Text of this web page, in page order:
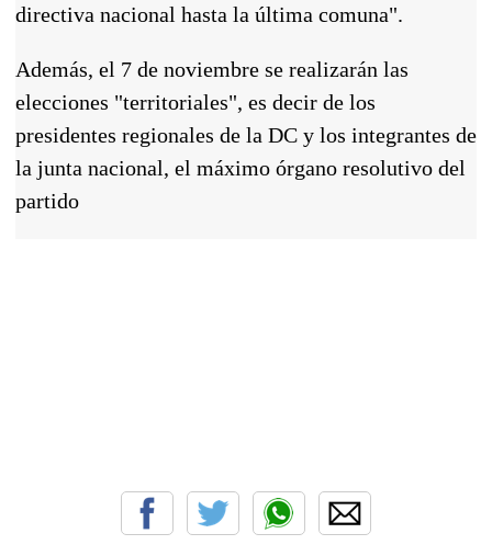
directiva nacional hasta la última comuna".
Además, el 7 de noviembre se realizarán las
elecciones "territoriales", es decir de los
presidentes regionales de la DC y los integrantes de
la junta nacional, el máximo órgano resolutivo del
partido